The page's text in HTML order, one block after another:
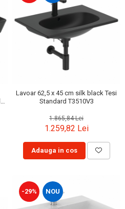
Lavoar 62,5 x 45 cm silk black Tesi
Standard T3510V3
1.865,84 Lei
1.259,82 Lei
Adauga in cos
-29% NOU